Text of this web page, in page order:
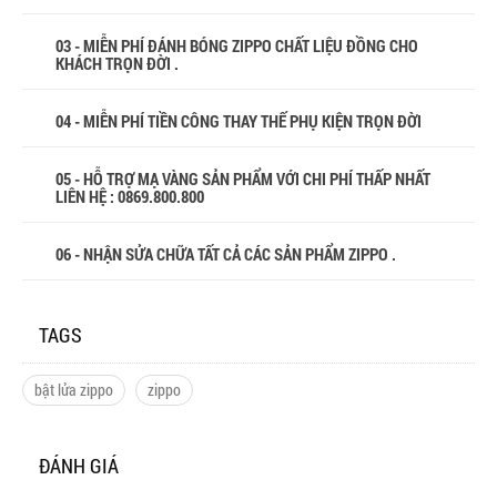
03 - MIỄN PHÍ ĐÁNH BÓNG ZIPPO CHẤT LIỆU ĐỒNG CHO
KHÁCH TRỌN ĐỜI .
04 - MIỄN PHÍ TIỀN CÔNG THAY THẾ PHỤ KIỆN TRỌN ĐỜI
05 - HỖ TRỢ MẠ VÀNG SẢN PHẨM VỚI CHI PHÍ THẤP NHẤT
LIÊN HỆ : 0869.800.800
06 - NHẬN SỬA CHỮA TẤT CẢ CÁC SẢN PHẨM ZIPPO .
TAGS
bật lửa zippo zippo
ĐÁNH GIÁ